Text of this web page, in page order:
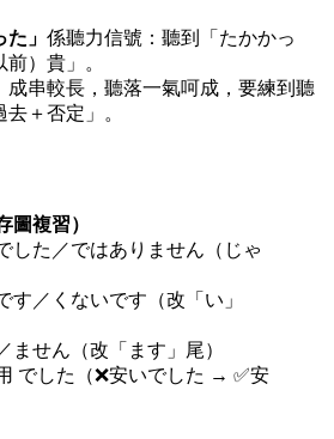
」 係聽力信號：聽到「たかかっ
）貴」。
成串較長，聽落一氣呵成，要練到聽
＋否定」。
圖複習）
した／ではありません（じゃ
／くないです（改「い」
せん（改「ます」尾）
でした（❌安いでした → ✅安